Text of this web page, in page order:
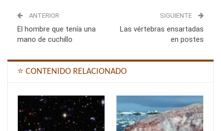
ANTERIOR
El hombre que tenía una
mano de cuchillo
SIGUIENTE
Las vértebras ensartadas
en postes
⭐ CONTENIDO RELACIONADO